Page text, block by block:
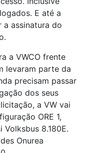
E até a
a assinatura do
a VWCO frente
levaram parte da
precisam passar
dos seus
a VW vai
ORE 1,
8.180E.
Onurea